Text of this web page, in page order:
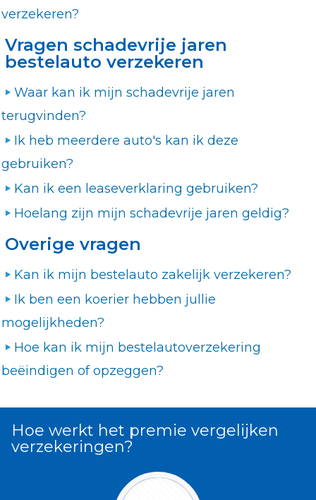
verzekeren?
Vragen schadevrije jaren
bestelauto verzekeren
Waar kan ik mijn schadevrije jaren
terugvinden?
Ik heb meerdere auto's kan ik deze
gebruiken?
Kan ik een leaseverklaring gebruiken?
Hoelang zijn mijn schadevrije jaren geldig?
Overige vragen
Kan ik mijn bestelauto zakelijk verzekeren?
Ik ben een koerier hebben jullie
mogelijkheden?
Hoe kan ik mijn bestelautoverzekering
beëindigen of opzeggen?
Hoe werkt het premie vergelijken
verzekeringen?